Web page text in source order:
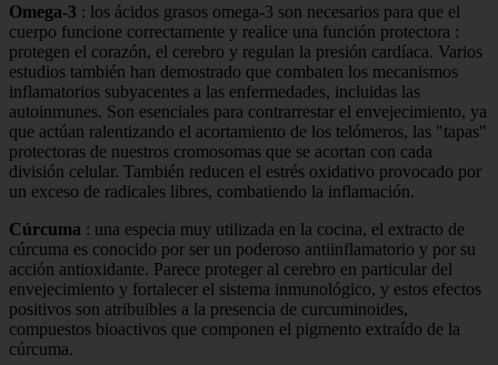
Omega-3 : los ácidos grasos omega-3 son necesarios para que el
cuerpo funcione correctamente y realice una función protectora :
protegen el corazón, el cerebro y regulan la presión cardíaca. Varios
estudios también han demostrado que combaten los mecanismos
inflamatorios subyacentes a las enfermedades, incluidas las
autoinmunes. Son esenciales para contrarrestar el envejecimiento, ya
que actúan ralentizando el acortamiento de los telómeros, las "tapas"
protectoras de nuestros cromosomas que se acortan con cada
división celular. También reducen el estrés oxidativo provocado por
un exceso de radicales libres, combatiendo la inflamación.
Cúrcuma : una especia muy utilizada en la cocina, el extracto de
cúrcuma es conocido por ser un poderoso antiinflamatorio y por su
acción antioxidante. Parece proteger al cerebro en particular del
envejecimiento y fortalecer el sistema inmunológico, y estos efectos
positivos son atribuibles a la presencia de curcuminoides,
compuestos bioactivos que componen el pigmento extraído de la
cúrcuma.